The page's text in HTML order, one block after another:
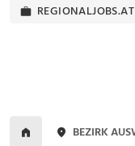
REGIONALJOBS.AT
BEZIRK